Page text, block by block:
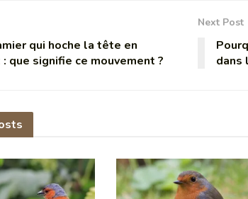
qui hoche la tête en
: que signifie ce mouvement ?
Next Post
dans